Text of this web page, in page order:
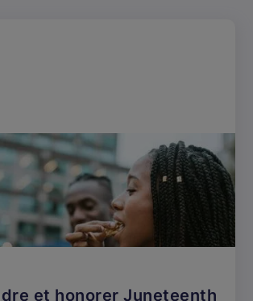
et honorer Juneteenth